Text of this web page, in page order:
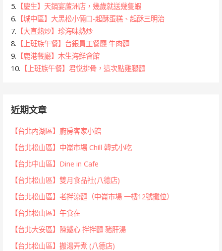
5. 【慶生】天鍋宴蘆洲店，幾歲就送幾隻蝦
6. 【城中區】大黑松小倆口-起酥蛋糕、起酥三明治
7. 【大直熱炒】珍海味熱炒
8. 【上班族午餐】台銀員工餐廳 牛肉麵
9. 【鹿港餐廳】木生海鮮會館
10. 【上班族午餐】君悅排骨，這次點雞腿麵
近期文章
【台北內湖區】廚房客家小館
【台北松山區】中崙市場 Chill 韓式小吃
【台北中山區】Dine in Cafe
【台北松山區】雙月食品社(八德店)
【台北松山區】老拌涼麵（中崙市場 一樓12號攤位）
【台北松山區】午食在
【台北大安區】陳鐵心 拌拌麵 豬肝湯
【台北松山區】搬湯弄煮 (八德店)